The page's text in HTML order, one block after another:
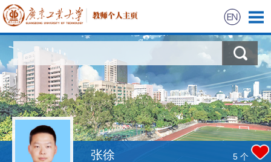
科学研究
教学研究
获奖信息 张徐 5 个